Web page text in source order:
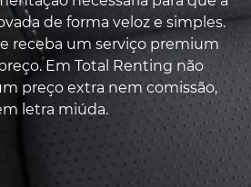
de forma veloz e simples.
receba um serviço premium
Em Total Renting não
preço extra nem comissão,
letra miúda.